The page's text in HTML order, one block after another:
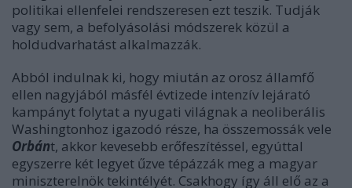
politikai ellenfelei rendszeresen ezt teszik. Tudják
vagy sem, a befolyásolási módszerek közül a
holdudvarhatást alkalmazzák.
Abból indulnak ki, hogy miután az orosz államfő
ellen nagyjából másfél évtizede intenzív lejárató
kampányt folytat a nyugati világnak a neoliberális
Washingtonhoz igazodó része, ha összemossák vele
Orbánt, akkor kevesebb erőfeszítéssel, egyúttal
egyszerre két legyet űzve tépázzák meg a magyar
miniszterelnök tekintélyét. Csakhogy így áll elő az a